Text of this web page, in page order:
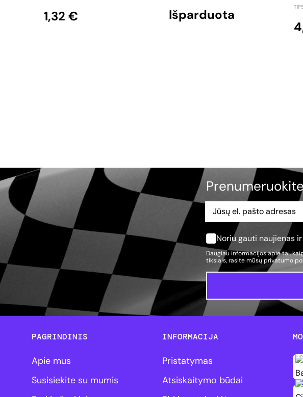
1,32 € Išparduota
Noriu gauti naujienas
Daugiau informacijos apie tai,
tikslais, rasite mūsų privatumo
PAGRINDINIS
Apie mus
Susisiekite su mumis
INFORMACIJA
Pristatymas
Atsiskaitymo būdai